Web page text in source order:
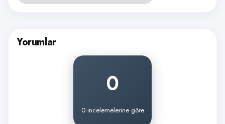
Yorumlar
0
0 incelemelerine göre